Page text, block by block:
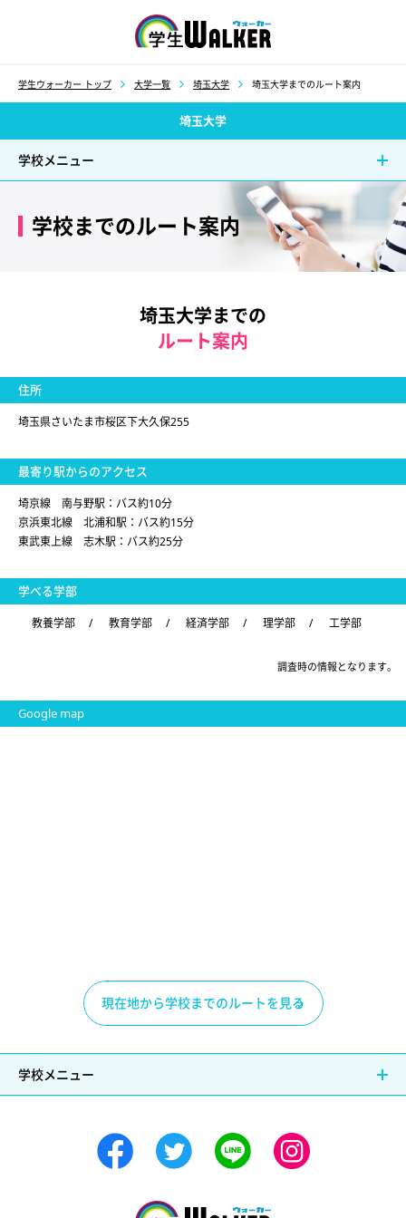
学生ウォーカー トップ 大学一覧 埼玉大学 埼玉大学までのルート案内
埼玉大学
学校メニュー
学校までのルート案内
埼玉大学までの
ルート案内
住所
埼玉県さいたま市桜区下大久保255
最寄り駅からのアクセス
埼京線 南与野駅：バス約10分
京浜東北線 北浦和駅：バス約15分
東武東上線 志木駅：バス約25分
学べる学部
教養学部 / 教育学部 / 経済学部 / 理学部 / 工学部
調査時の情報となります。
Google map
現在地から学校までのルートを見る
学校メニュー